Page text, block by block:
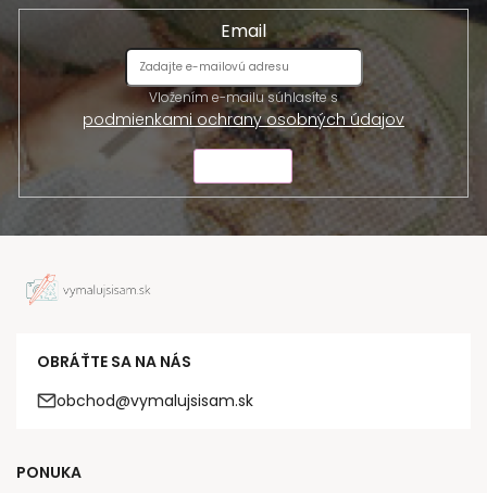
Email
Vložením e-mailu súhlasíte s
podmienkami ochrany osobných údajov
OBRÁŤTE SA NA NÁS
obchod@vymalujsisam.sk
PONUKA